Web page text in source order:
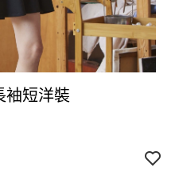
袖短洋裝